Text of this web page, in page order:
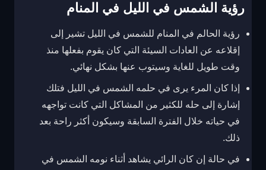
رؤية الشمس في الليل في المنام
رؤية الحالم في المنام للشمس في الليل تشير إلى
إقلاعه عن العادات السيئة التي كان يقوم بفعلها منذ
وقت طويل للغاية وسيتوب عنها بشكل نهائي.
إذا كان المرء يرى في حلمه الشمس في الليل فتلك
إشارة إلى حله للكثير من المشاكل التي كانت تواجهه
في حياته خلال الفترة السابقة وسيكون أكثر راحة بعد
ذلك.
في حالة إن كان الرائي يشاهد أثناء نومه الشمس في